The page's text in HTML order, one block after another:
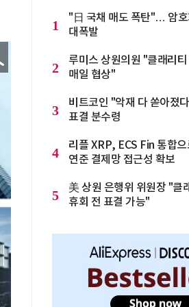
1
"日 국채 매도 폭탄"… 암호
대폭발
2
루미스 상원의원 "클래리
매일 협상"
3
비트코인 "악재 다 쏟아졌
표결 분수령
4
리플 XRP, ECS Fin 통합으
연준 결제망 접근성 확보
5
美 상원 은행위 위원장 "클
휴회 전 표결 가능"